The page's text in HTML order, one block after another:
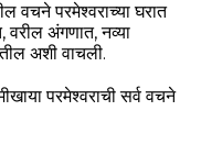
वचने परमेश्वराच्या घरात
वरील अंगणात, नव्या
अशी वाचली.
परमेश्वराची सर्व वचने